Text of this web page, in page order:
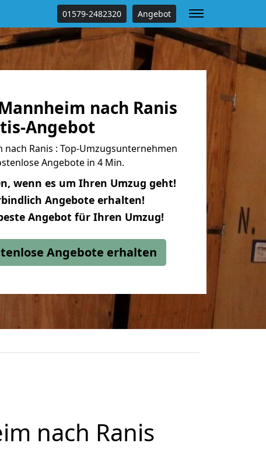
01579-2482320 Angebot
nach Ranis
Angebot
Ranis : Top-Umzugsunternehmen
Angebote in 4 Min.
wenn es um Ihren Umzug geht!
Angebote erhalten!
Angebot für Ihren Umzug!
Angebote erhalten
nach Ranis